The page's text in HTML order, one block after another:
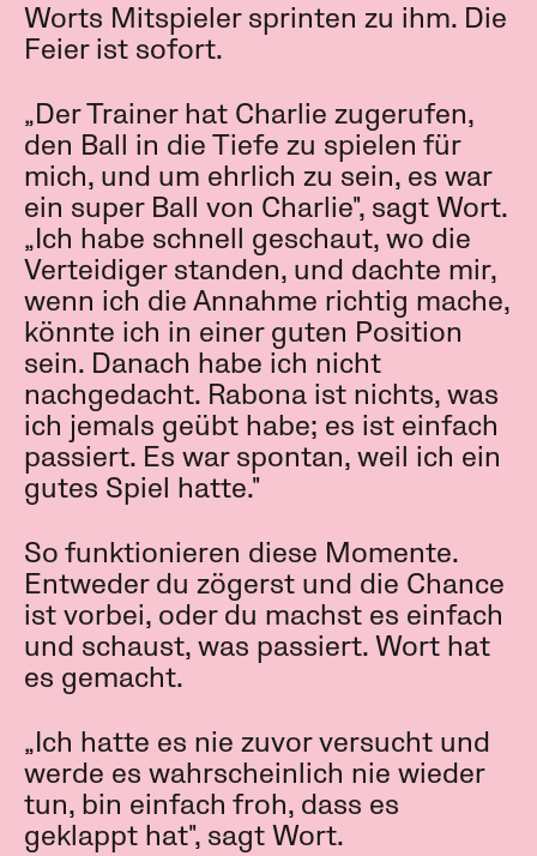
Worts Mitspieler sprinten zu ihm. Die
Feier ist sofort.
„Der Trainer hat Charlie zugerufen,
den Ball in die Tiefe zu spielen für
mich, und um ehrlich zu sein, es war
ein super Ball von Charlie", sagt Wort.
„Ich habe schnell geschaut, wo die
Verteidiger standen, und dachte mir,
wenn ich die Annahme richtig mache,
könnte ich in einer guten Position
sein. Danach habe ich nicht
nachgedacht. Rabona ist nichts, was
ich jemals geübt habe; es ist einfach
passiert. Es war spontan, weil ich ein
gutes Spiel hatte."
So funktionieren diese Momente.
Entweder du zögerst und die Chance
ist vorbei, oder du machst es einfach
und schaust, was passiert. Wort hat
es gemacht.
„Ich hatte es nie zuvor versucht und
werde es wahrscheinlich nie wieder
tun, bin einfach froh, dass es
geklappt hat", sagt Wort.